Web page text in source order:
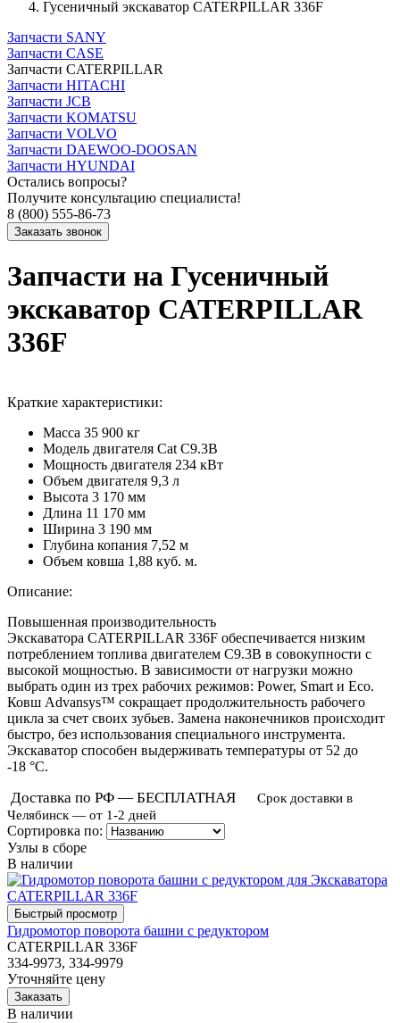
Гусеничный экскаватор CATERPILLAR 336F
Запчасти SANY
Запчасти CASE
Запчасти CATERPILLAR
Запчасти HITACHI
Запчасти JCB
Запчасти KOMATSU
Запчасти VOLVO
Запчасти DAEWOO-DOOSAN
Запчасти HYUNDAI
Остались вопросы?
Получите консультацию специалиста!
8 (800) 555-86-73
Запчасти на Гусеничный
экскаватор CATERPILLAR
336F
Краткие характеристики:
Масса 35 900 кг
Модель двигателя Cat C9.3B
Мощность двигателя 234 кВт
Объем двигателя 9,3 л
Высота 3 170 мм
Длина 11 170 мм
Ширина 3 190 мм
Глубина копания 7,52 м
Объем ковша 1,88 куб. м.
Описание:
Повышенная производительность
Экскаватора CATERPILLAR 336F обеспечивается низким
потреблением топлива двигателем C9.3B в совокупности с
высокой мощностью. В зависимости от нагрузки можно
выбрать один из трех рабочих режимов: Power, Smart и Eco.
Ковш Advansys™ сокращает продолжительность рабочего
цикла за счет своих зубьев. Замена наконечников происходит
быстро, без использования специального инструмента.
Экскаватор способен выдерживать температуры от 52 до
-18 °C.
Доставка по РФ — БЕСПЛАТНАЯ
Срок доставки в
Челябинск — от 1-2 дней
Сортировка по:
Узлы в сборе
В наличии
Гидромотор поворота башни с редуктором
CATERPILLAR 336F
334-9973, 334-9979
Уточняйте цену
В наличии